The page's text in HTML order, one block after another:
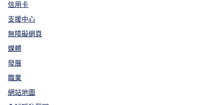
信用卡
支援中心
無障礙網頁
媒體
發展
職業
網站地圖